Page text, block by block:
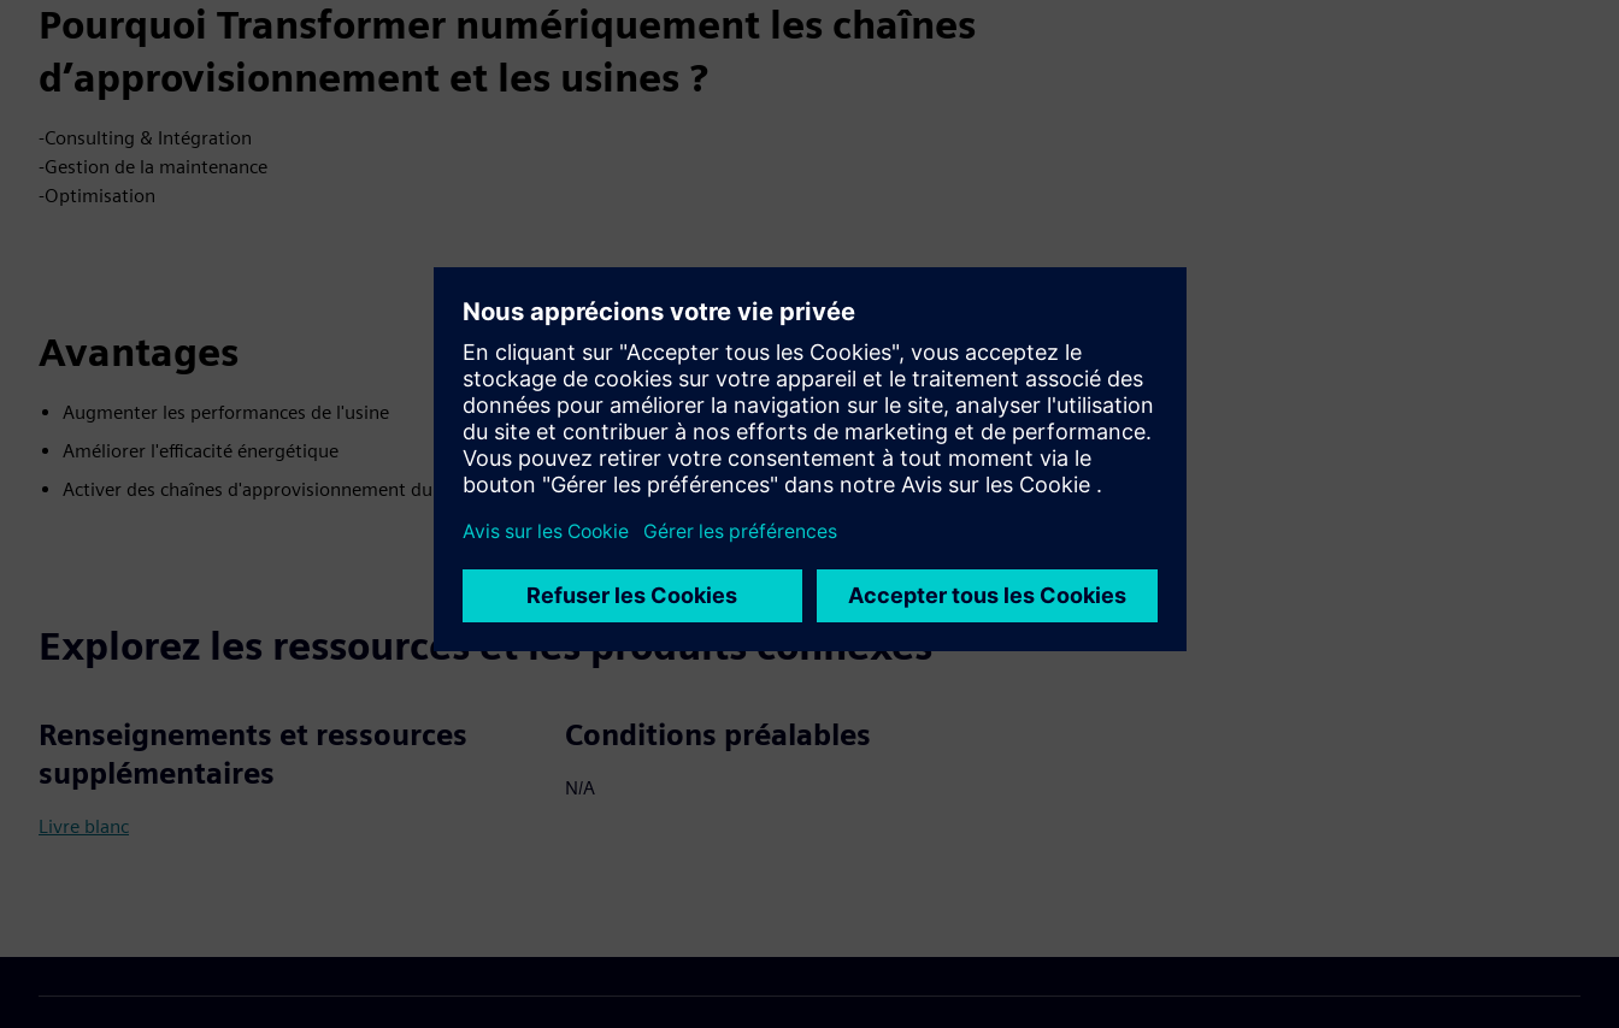
Pourquoi Transformer numériquement les chaînes
d’approvisionnement et les usines ?
-Consulting & Intégration
-Gestion de la maintenance
-Optimisation
Avantages
Augmenter les performances de l'usine
Améliorer l'efficacité énergétique
Activer des chaînes d'approvisionnement durables
Explorez les ressources et les produits connexes
Renseignements et ressources
supplémentaires
Livre blanc
Conditions préalables
N/A